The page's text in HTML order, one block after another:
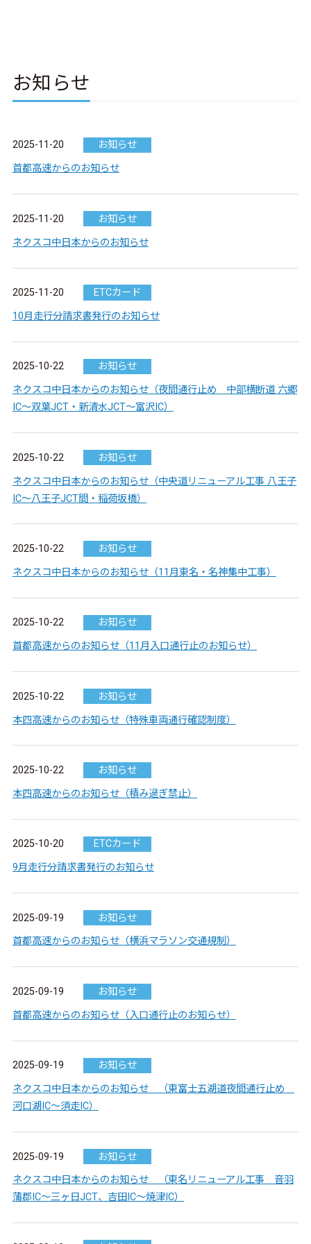
お知らせ
2025-11-20 お知らせ
首都高速からのお知らせ
2025-11-20 お知らせ
ネクスコ中日本からのお知らせ
2025-11-20 ETCカード
10月走行分請求書発行のお知らせ
2025-10-22 お知らせ
ネクスコ中日本からのお知らせ（夜間通行止め 中部横断道 六郷
IC～双葉JCT・新清水JCT～富沢IC）
2025-10-22 お知らせ
ネクスコ中日本からのお知らせ（中央道リニューアル工事 八王子
IC～八王子JCT間・稲荷坂橋）
2025-10-22 お知らせ
ネクスコ中日本からのお知らせ（11月東名・名神集中工事）
2025-10-22 お知らせ
首都高速からのお知らせ（11月入口通行止のお知らせ）
2025-10-22 お知らせ
本四高速からのお知らせ（特殊車両通行確認制度）
2025-10-22 お知らせ
本四高速からのお知らせ（積み過ぎ禁止）
2025-10-20 ETCカード
9月走行分請求書発行のお知らせ
2025-09-19 お知らせ
首都高速からのお知らせ（横浜マラソン交通規制）
2025-09-19 お知らせ
首都高速からのお知らせ（入口通行止のお知らせ）
2025-09-19 お知らせ
ネクスコ中日本からのお知らせ （東富士五湖道夜間通行止め
河口湖IC～須走IC）
2025-09-19 お知らせ
ネクスコ中日本からのお知らせ （東名リニューアル工事 音羽
蒲郡IC～三ヶ日JCT、吉田IC～焼津IC）